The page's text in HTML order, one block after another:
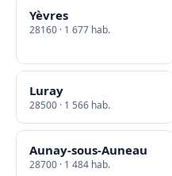
Yèvres
28160 · 1 677 hab.
Luray
28500 · 1 566 hab.
Aunay-sous-Auneau
28700 · 1 484 hab.